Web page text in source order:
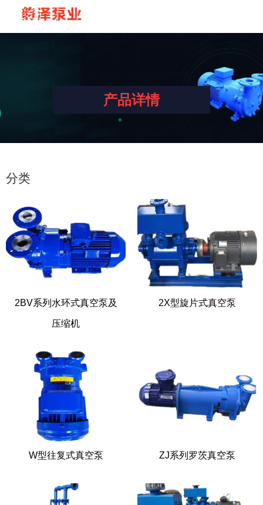
产品详情
分类
2BV系列水环式真空泵及
压缩机
2X型旋片式真空泵
W型往复式真空泵 ZJ系列罗茨真空泵